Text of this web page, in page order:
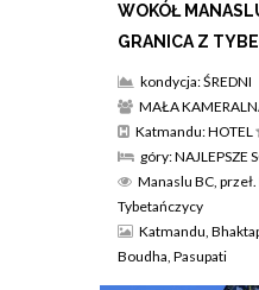
WOKÓŁ
GRANICA Z
kondycja: ŚREDNI
MAŁA
Katmandu: HOTEL
góry: NAJLEPSZE
Manaslu BC,
Tybetańczycy
Katmandu,
Boudha, Pasupati